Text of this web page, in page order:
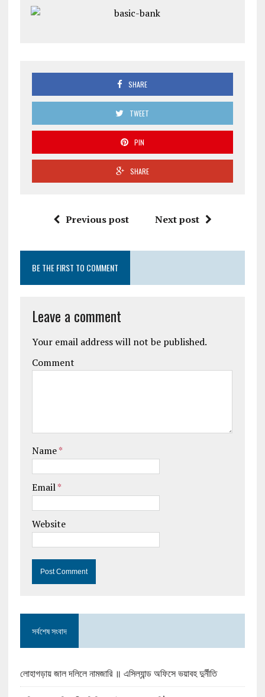
SHARE
TWEET
PIN
SHARE
Previous post Next post
BE THE FIRST TO COMMENT
Leave a comment
Your email address will not be published.
Comment
Name*
Email*
Website
সর্বশেষ সংবাদ
লোহাগড়ায় জাল দলিলে নামজারি ॥ এসিল্যান্ড অফিসে ভয়াবহ দুর্নীতি